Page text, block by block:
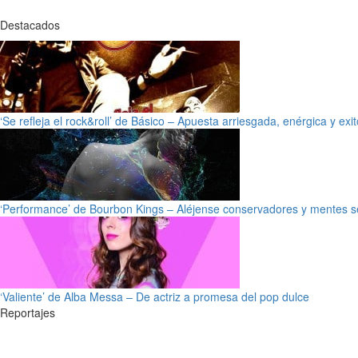
Destacados
‘Se refleja el rock&roll’ de Básico – Apuesta arriesgada, enérgica y
‘Performance’ de Bourbon Kings – Aléjense conservadores y mentes
‘Valiente’ de Alba Messa – De actriz a promesa del pop dulce
Reportajes